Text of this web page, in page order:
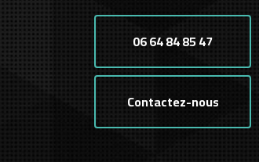
06 64 84 85 47
Contactez-nous